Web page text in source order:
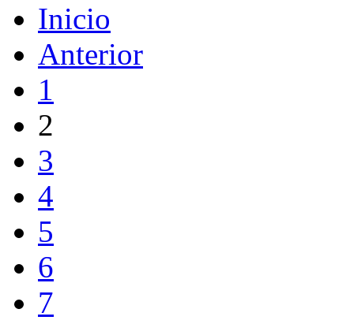
Inicio
Anterior
1
2
3
4
5
6
7